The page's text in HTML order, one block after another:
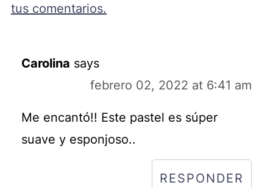
tus comentarios.
Carolina says
febrero 02, 2022 at 6:41 am
Me encantó!! Este pastel es súper
suave y esponjoso..
RESPONDER